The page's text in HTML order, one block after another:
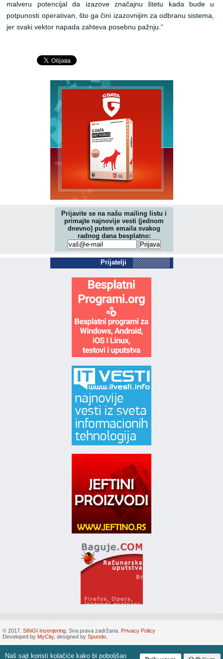
Naš sajt koristi kolačiće kako bi poboljšao
malveru potencijal da izazove značajnu štetu kada bude u
potpunosti operativan, što ga čini izazovnijim za odbranu sistema,
jer svaki vektor napada zahteva posebnu pažnju.“
Prijavite se na našu mailing listu i
primajte najnovije vesti (jednom
dnevno) putem emaila svakog
radnog dana besplatno:
Prijatelji
© 2017. SINGI Inzenjering . Sva prava zadržana. Privacy Policy
Developed by MyCity, designed by Spundo